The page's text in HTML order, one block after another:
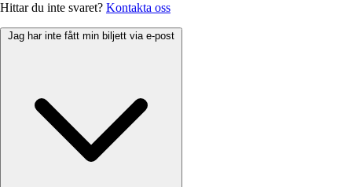
Hittar du inte svaret? Kontakta oss
Jag har inte fått min biljett via e-post